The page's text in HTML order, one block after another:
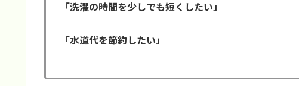
「洗濯の時間を少しでも短くしたい」
「水道代を節約したい」